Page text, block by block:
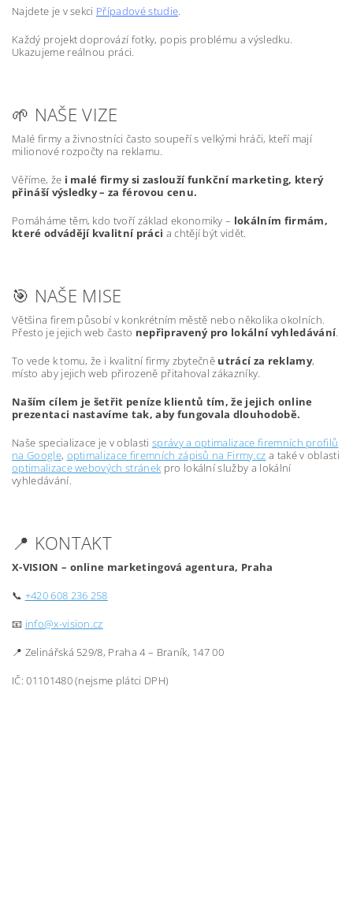
Najdete je v sekci Případové studie.
Každý projekt doprovází fotky, popis problému a výsledku.
Ukazujeme reálnou práci.
🌱 NAŠE VIZE
Malé firmy a živnostníci často soupeří s velkými hráči, kteří mají
milionové rozpočty na reklamu.
Věříme, že i malé firmy si zaslouží funkční marketing, který
přináší výsledky – za férovou cenu.
Pomáháme těm, kdo tvoří základ ekonomiky – lokálním firmám,
které odvádějí kvalitní práci a chtějí být vidět.
🎯 NAŠE MISE
Většina firem působí v konkrétním městě nebo několika okolních.
Přesto je jejich web často nepřipravený pro lokální vyhledávání.
To vede k tomu, že i kvalitní firmy zbytečně utrácí za reklamy,
místo aby jejich web přirozeně přitahoval zákazníky.
Naším cílem je šetřit peníze klientů tím, že jejich online
prezentaci nastavíme tak, aby fungovala dlouhodobě.
Naše specializace je v oblasti správy a optimalizace firemních profilů
na Google, optimalizace firemních zápisů na Firmy.cz a také v oblasti
optimalizace webových stránek pro lokální služby a lokální
vyhledávání.
📍 KONTAKT
X-VISION – online marketingová agentura, Praha
📞 +420 608 236 258
📧 info@x-vision.cz
📍 Zelinářská 529/8, Praha 4 – Braník, 147 00
IČ: 01101480 (nejsme plátci DPH)